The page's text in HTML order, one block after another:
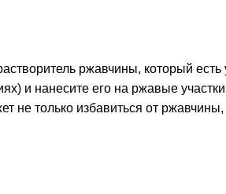
ржавчины, который есть
и нанесите его на ржавые
не только избавиться от